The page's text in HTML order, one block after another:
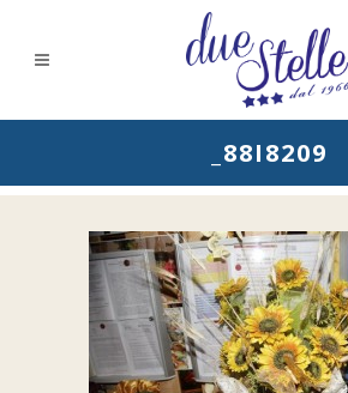
_88I8209